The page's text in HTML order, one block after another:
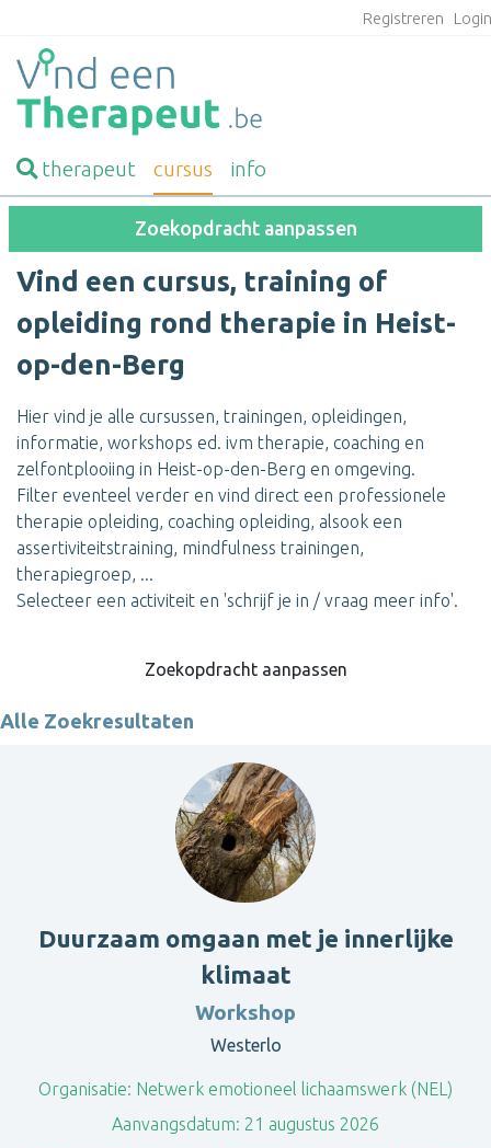
Registreren
therapeut cursus info
Zoekopdracht aanpassen
Vind een cursus, training of
opleiding rond therapie in Heist-
op-den-Berg
Hier vind je alle cursussen, trainingen, opleidingen,
informatie, workshops ed. ivm therapie, coaching en
zelfontplooiing in Heist-op-den-Berg en omgeving.
Filter eventeel verder en vind direct een professionele
therapie opleiding, coaching opleiding, alsook een
assertiviteitstraining, mindfulness trainingen,
therapiegroep, ...
Selecteer een activiteit en 'schrijf je in / vraag meer info'.
Zoekopdracht aanpassen
Alle Zoekresultaten
Duurzaam omgaan met je innerlijke
klimaat
Workshop
Westerlo
Organisatie: Netwerk emotioneel lichaamswerk (NEL)
Aanvangsdatum: 21 augustus 2026